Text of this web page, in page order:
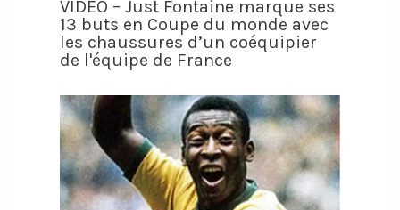
VIDÉO – Just Fontaine marque ses
13 buts en Coupe du monde avec
les chaussures d’un coéquipier
de l'équipe de France